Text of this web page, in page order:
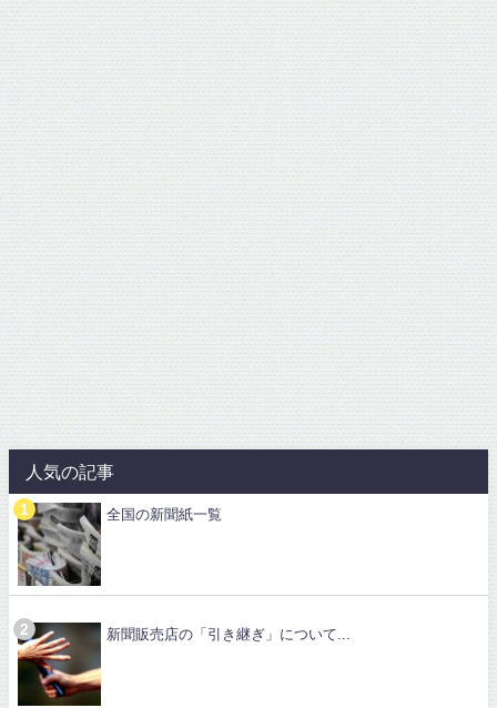
人気の記事
全国の新聞紙一覧
新聞販売店の「引き継ぎ」について...